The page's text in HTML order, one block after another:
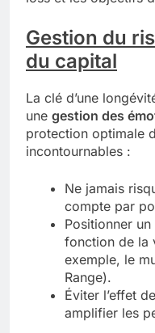
Gestion du
du capital
La clé d’une
une gestion des
protection optimale
incontournables :
Ne jamais
compte par
Positionner
fonction de la
exemple, le
Range).
Éviter l’effet
amplifier les